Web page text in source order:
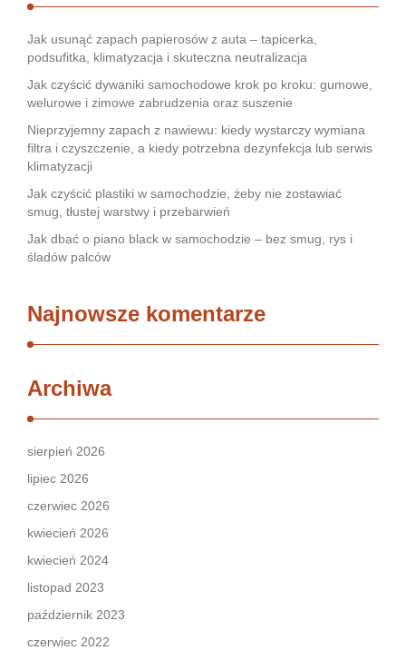
Jak usunąć zapach papierosów z auta – tapicerka,
podsufitka, klimatyzacja i skuteczna neutralizacja
Jak czyścić dywaniki samochodowe krok po kroku: gumowe,
welurowe i zimowe zabrudzenia oraz suszenie
Nieprzyjemny zapach z nawiewu: kiedy wystarczy wymiana
filtra i czyszczenie, a kiedy potrzebna dezynfekcja lub serwis
klimatyzacji
Jak czyścić plastiki w samochodzie, żeby nie zostawiać
smug, tłustej warstwy i przebarwień
Jak dbać o piano black w samochodzie – bez smug, rys i
śladów palców
Najnowsze komentarze
Archiwa
sierpień 2026
lipiec 2026
czerwiec 2026
kwiecień 2026
kwiecień 2024
listopad 2023
październik 2023
czerwiec 2022